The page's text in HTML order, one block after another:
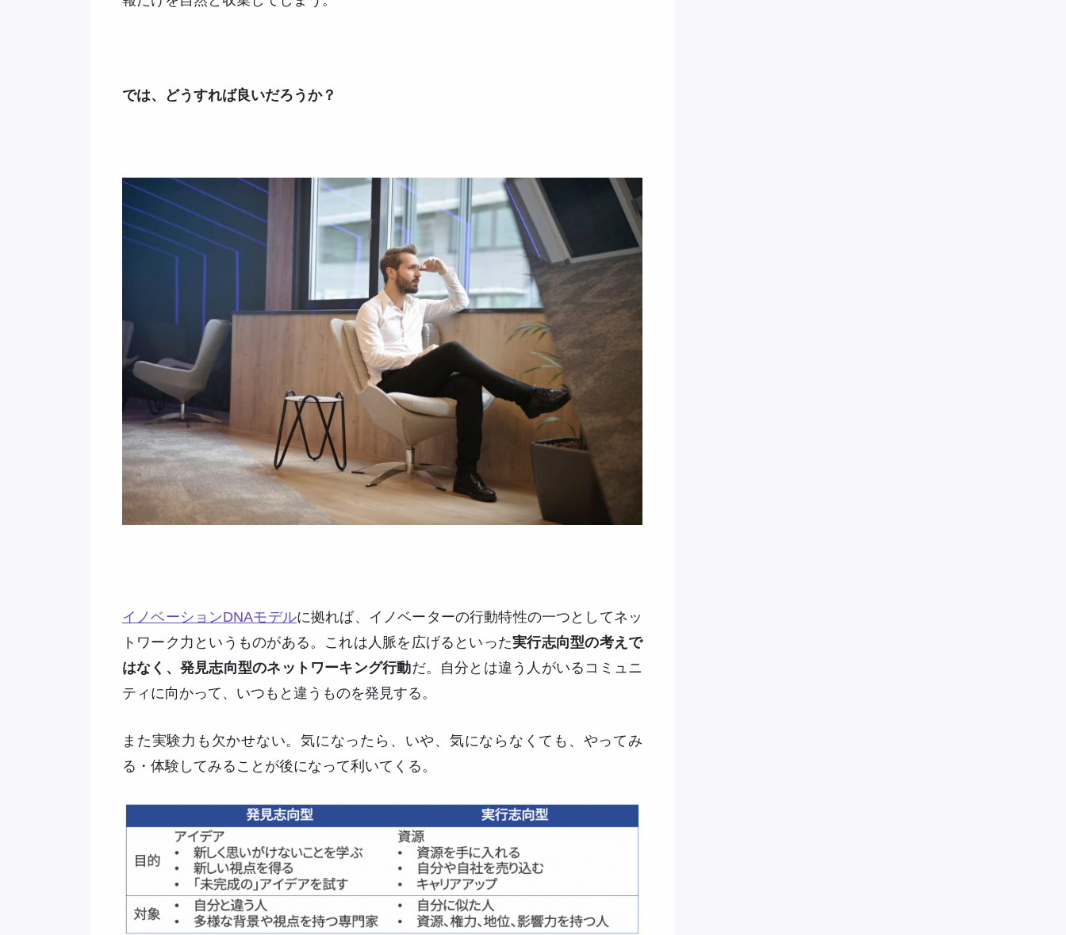
では、どうすれば良いだろうか？
イノベーションDNAモデルに拠れば、イノベーターの行動特性の一つとしてネッ
トワーク力というものがある。これは人脈を広げるといった実行志向型の考えで
はなく、発見志向型のネットワーキング行動だ。自分とは違う人がいるコミュニ
ティに向かって、いつもと違うものを発見する。
また実験力も欠かせない。気になったら、いや、気にならなくても、やってみ
る・体験してみることが後になって利いてくる。